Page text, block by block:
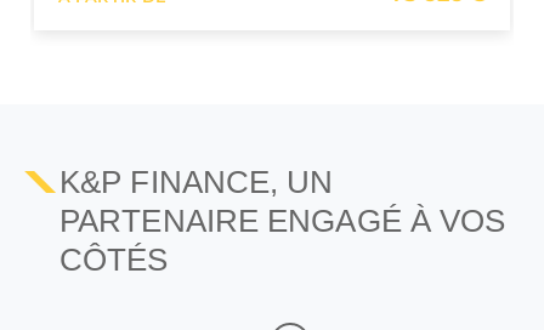
K&P FINANCE, UN
PARTENAIRE ENGAGÉ À VOS
CÔTÉS